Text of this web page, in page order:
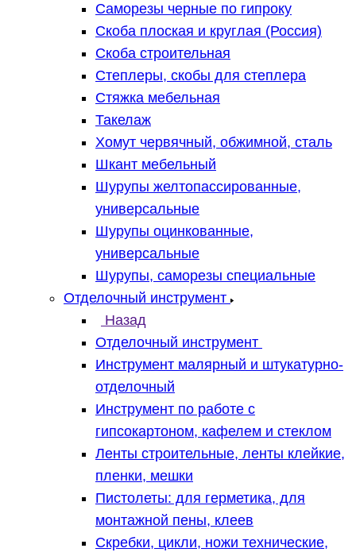
Саморезы черные по гипроку
Скоба плоская и круглая (Россия)
Скоба строительная
Степлеры, скобы для степлера
Стяжка мебельная
Такелаж
Хомут червячный, обжимной, сталь
Шкант мебельный
Шурупы желтопассированные,
универсальные
Шурупы оцинкованные,
универсальные
Шурупы, саморезы специальные
Отделочный инструмент
Назад
Отделочный инструмент
Инструмент малярный и штукатурно-
отделочный
Инструмент по работе с
гипсокартоном, кафелем и стеклом
Ленты строительные, ленты клейкие,
пленки, мешки
Пистолеты: для герметика, для
монтажной пены, клеев
Скребки, цикли, ножи технические,